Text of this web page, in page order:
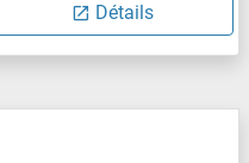
Détails